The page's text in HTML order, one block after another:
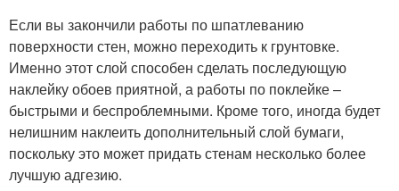
Если вы закончили работы по шпатлеванию
поверхности стен, можно переходить к грунтовке.
Именно этот слой способен сделать последующую
наклейку обоев приятной, а работы по поклейке –
быстрыми и беспроблемными. Кроме того, иногда будет
нелишним наклеить дополнительный слой бумаги,
поскольку это может придать стенам несколько более
лучшую адгезию.